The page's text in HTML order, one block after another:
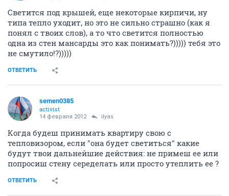
Светится под крышей, еще некоторые кирпичи, ну
типа тепло уходит, но это не сильно страшно (как я
понял с твоих слов), а то что светится полностью
одна из стен мансарды это как понимать?))))) тебя это
не смутило!?)))))
ОТВЕТИТЬ
semen0385
activist
14 февраля 2012 ilyas
Когда будеш принимать квартиру свою с
тепловизором, если "она будет светиться" какие
будут твои дальнейшие действия: не примеш ее или
попросиш стену середелать или просто утеплить ее ?
ОТВЕТИТЬ